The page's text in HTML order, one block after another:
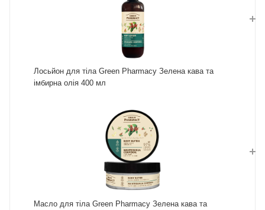
Лосьйон для тіла Green Pharmacy Зелена кава та
імбирна олія 400 мл
Масло для тіла Green Pharmacy Зелена кава та